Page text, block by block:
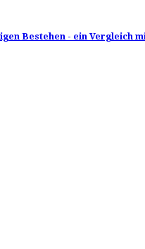
Bestehen - ein Vergleich